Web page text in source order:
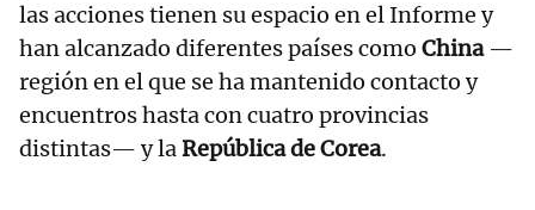
las acciones tienen su espacio en el Informe y
han alcanzado diferentes países como China—
región en el que se ha mantenido contacto y
encuentros hasta con cuatro provincias
distintas— y laRepública de Corea.